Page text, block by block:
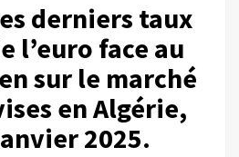
derniers taux
l’euro face au
sur le marché
en Algérie,
2025.